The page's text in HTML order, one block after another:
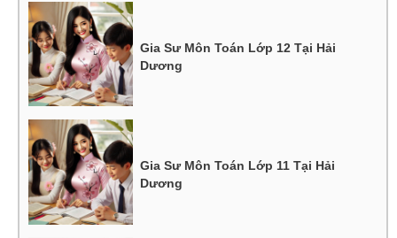
Gia Sư Môn Toán Lớp 12 Tại Hải
Dương
Gia Sư Môn Toán Lớp 11 Tại Hải
Dương